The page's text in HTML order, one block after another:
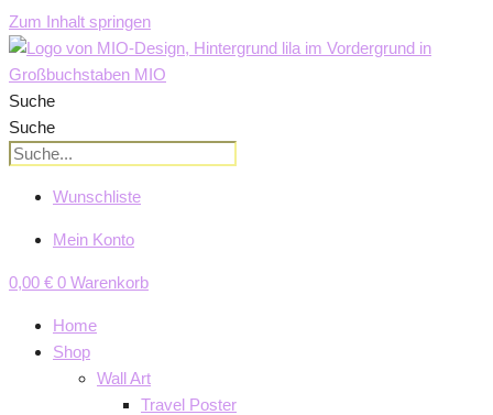
Zum Inhalt springen
Suche
Suche
Wunschliste
Mein Konto
0,00 € 0 Warenkorb
Home
Shop
Wall Art
Travel Poster